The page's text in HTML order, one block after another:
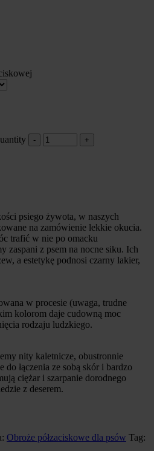
psiego żywota, w naszych
na zamówienie lekkie okucia.
trafić w nie po omacku
zaspani z psem na nocne siku. Ich
a estetykę podnosi czarny lakier,
w procesie (uwaga, trudne
kolorom daje cudowną moc
rodzaju ludzkiego.
nity kaletnicze, obustronnie
do łączenia ze sobą skór i bardzo
ciężar i szarpanie dorodnego
z deserem.
Obroże półzaciskowe dla psów Tag: